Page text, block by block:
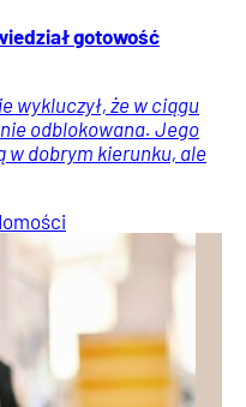
gotowość
wykluczył, że w ciągu
odblokowana. Jego
w dobrym kierunku, ale